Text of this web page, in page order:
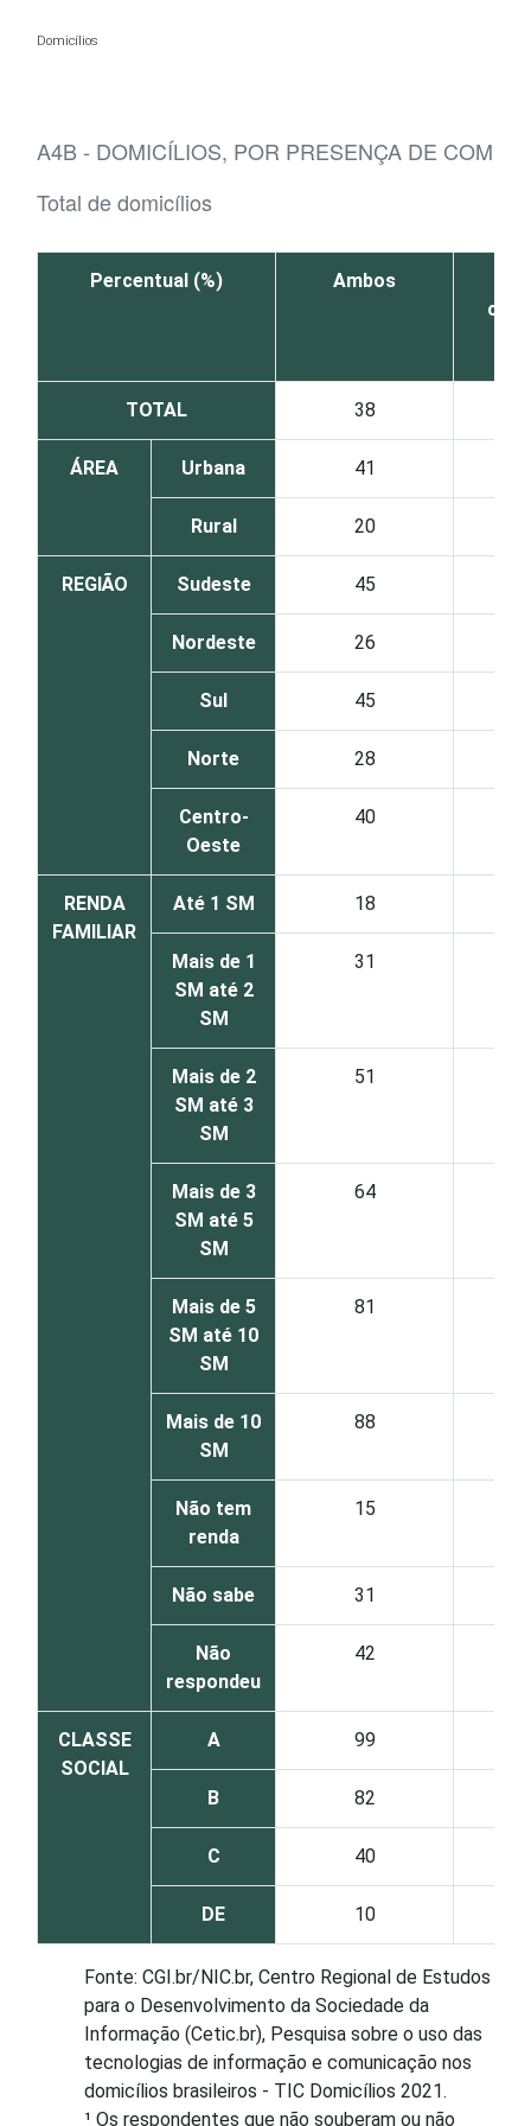
Domicílios
A4B - DOMICÍLIOS, POR PRESENÇA DE
Total de domicílios
Percentual (%) Ambos
TOTAL 38
ÁREA Urbana 41
Rural 20
REGIÃO Sudeste 45
Nordeste 26
Sul 45
Norte 28
Centro-
Oeste
40
RENDA
FAMILIAR
Até 1 SM 18
Mais de 1
SM até 2
SM
31
Mais de 2
SM até 3
SM
51
Mais de 3
SM até 5
SM
64
Mais de 5
SM até 10
SM
81
Mais de 10
SM
88
Não tem
renda
15
Não sabe 31
Não
respondeu
42
CLASSE
SOCIAL
A 99
B 82
C 40
DE 10
Fonte: CGI.br/NIC.br, Centro Regional de Estudos
para o Desenvolvimento da Sociedade da
Informação (Cetic.br), Pesquisa sobre o uso das
tecnologias de informação e comunicação nos
domicílios brasileiros - TIC Domicílios 2021.
¹ Os respondentes que não souberam ou não